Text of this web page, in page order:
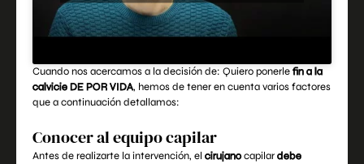
Cuando nos acercamos a la decisión de: Quiero ponerlefin a la
calvicie DE POR VIDA, hemos de tener en cuenta varios factores
que a continuación detallamos:
Conocer al equipo capilar
Antes de realizarte la intervención, el cirujanocapilardebe